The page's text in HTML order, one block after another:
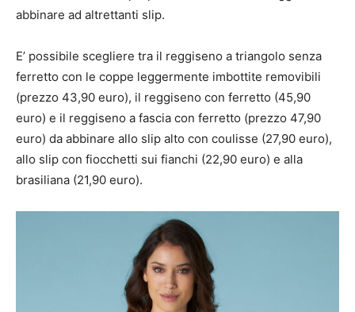
abbinare ad altrettanti slip.
E’ possibile scegliere tra il reggiseno a triangolo senza
ferretto con le coppe leggermente imbottite removibili
(prezzo 43,90 euro), il reggiseno con ferretto (45,90
euro) e il reggiseno a fascia con ferretto (prezzo 47,90
euro) da abbinare allo slip alto con coulisse (27,90 euro),
allo slip con fiocchetti sui fianchi (22,90 euro) e alla
brasiliana (21,90 euro).